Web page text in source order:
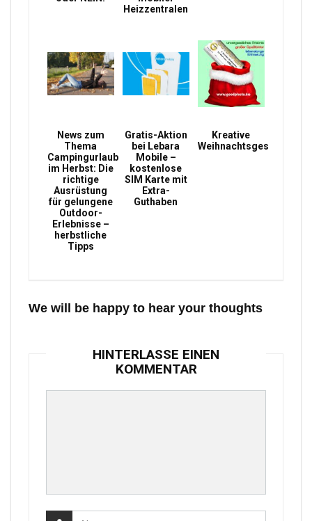
Heizzentralen
News zum
Thema
Campingurlaub
im Herbst: Die
richtige
Ausrüstung
für gelungene
Outdoor-
Erlebnisse –
herbstliche
Tipps
Gratis-Aktion
bei Lebara
Mobile –
kostenlose
SIM Karte mit
Extra-
Guthaben
Kreative
Weihnachtsgeschenke
We will be happy to hear your thoughts
HINTERLASSE EINEN
KOMMENTAR